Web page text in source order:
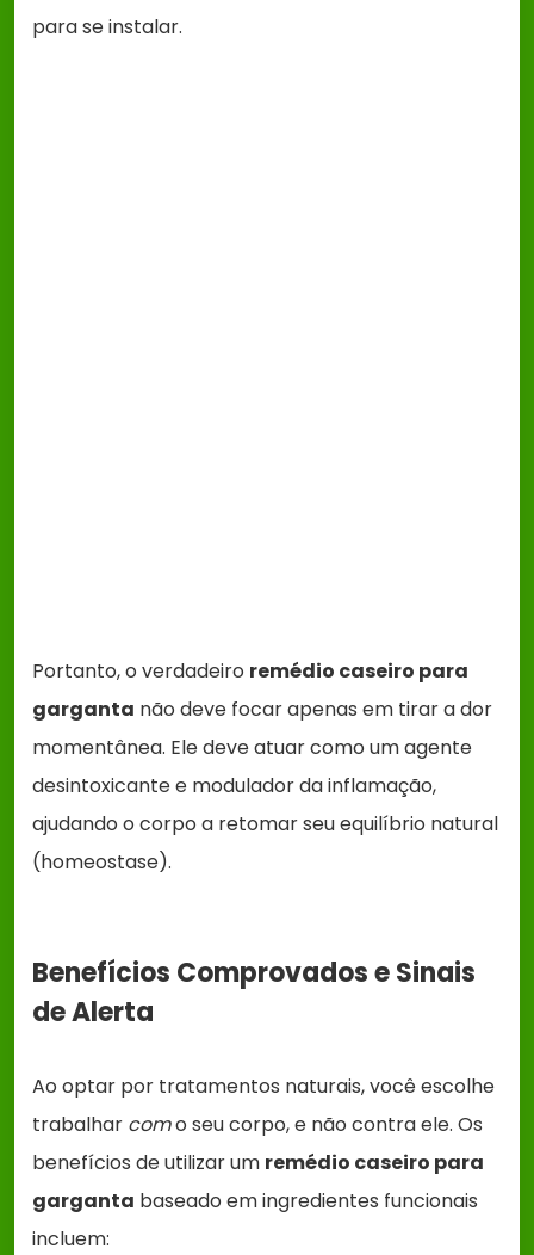
para se instalar.
Portanto, o verdadeiro remédio caseiro para
garganta não deve focar apenas em tirar a dor
momentânea. Ele deve atuar como um agente
desintoxicante e modulador da inflamação,
ajudando o corpo a retomar seu equilíbrio natural
(homeostase).
Benefícios Comprovados e Sinais
de Alerta
Ao optar por tratamentos naturais, você escolhe
trabalhar como seu corpo, e não contra ele. Os
benefícios de utilizar um remédio caseiro para
garganta baseado em ingredientes funcionais
incluem: